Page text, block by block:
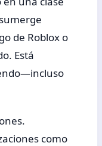
de Roblox o
Está
como